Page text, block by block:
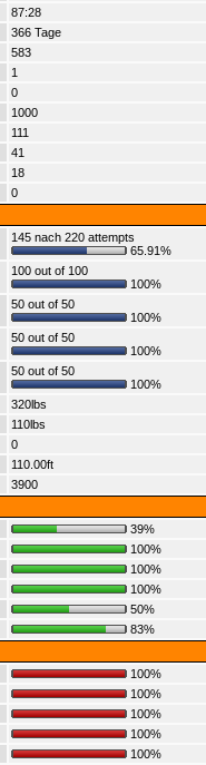
87:28
366 Tage
583
1
0
1000
111
41
18
0
145 nach 220 attempts
65.91%
100 out of 100
100%
50 out of 50
100%
50 out of 50
100%
50 out of 50
100%
320lbs
110lbs
0
110.00ft
3900
39%
100%
100%
100%
50%
83%
100%
100%
100%
100%
100%